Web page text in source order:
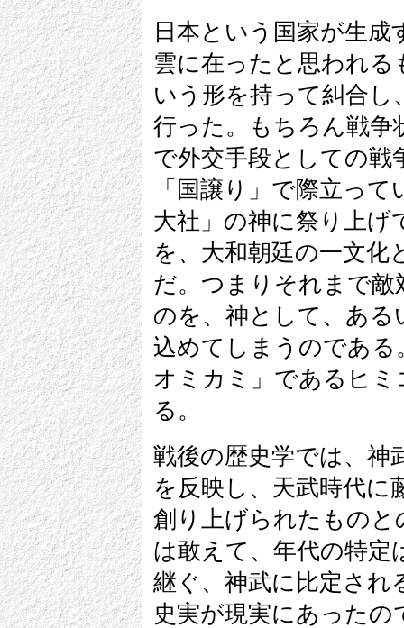
日本という国家が生
雲に在ったと思われ
いう形を持って糾合し
行った。もちろん戦
で外交手段としての戦
「国譲り」で際立っ
大社」の神に祭り上げ
を、大和朝廷の一文
だ。つまりそれまで
のを、神として、ある
込めてしまうのであ
オミカミ」であるヒ
る。
戦後の歴史学では、神
を反映し、天武時代に
創り上げられたものと
は敢えて、年代の特定
継ぐ、神武に比定され
史実が現実にあった